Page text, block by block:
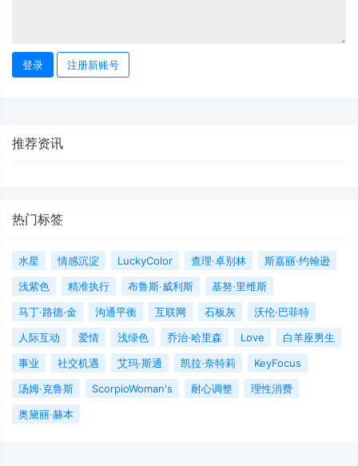
登录 注册新账号
推荐资讯
热门标签
水星 情感沉淀 LuckyColor 查理·卓别林
斯嘉丽·约翰逊
浅紫色
精准执行 布鲁斯·威利斯
基努·里维斯
马丁·路德·金
沟通平衡 互联网 石板灰
沃伦·巴菲特
人际互动
爱情 浅绿色 乔治·哈里森 Love
白羊座男生
事业
社交机遇 艾玛·斯通 凯拉·奈特莉
KeyFocus
汤姆·克鲁斯
ScorpioWoman's 耐心调整
理性消费
奥黛丽·赫本